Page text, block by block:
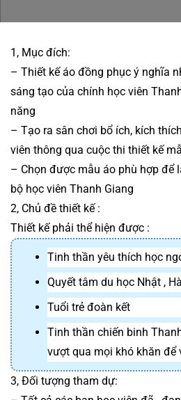
1, Mục đích:
– Thiết kế áo đồng phục ý nghĩa
sáng tạo của chính học viên
năng
– Tạo ra sân chơi bổ ích, kích
viên thông qua cuộc thi thiết kế
– Chọn được mẫu áo phù hợp để
bộ học viên Thanh Giang
2, Chủ đề thiết kế :
Thiết kế phải thể hiện được :
Tinh thần yêu thích học
Quyết tâm du học Nhật ,
Tuổi trẻ đoàn kết
Tinh thần chiến binh
vượt qua mọi khó khăn để
3, Đối tượng tham dự: